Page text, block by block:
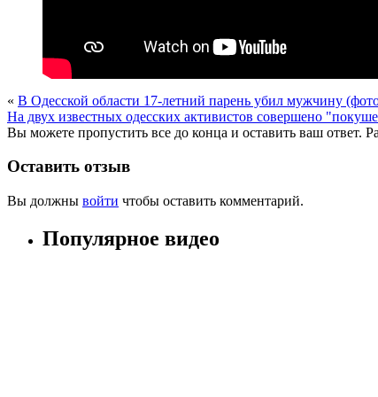
« В Одесской области 17-летний парень убил мужчину
На двух известных одесских активистов совершено
Вы можете пропустить все до конца и оставить ваш ответ.
Оставить отзыв
Вы должны войти чтобы оставить комментарий.
Популярное видео